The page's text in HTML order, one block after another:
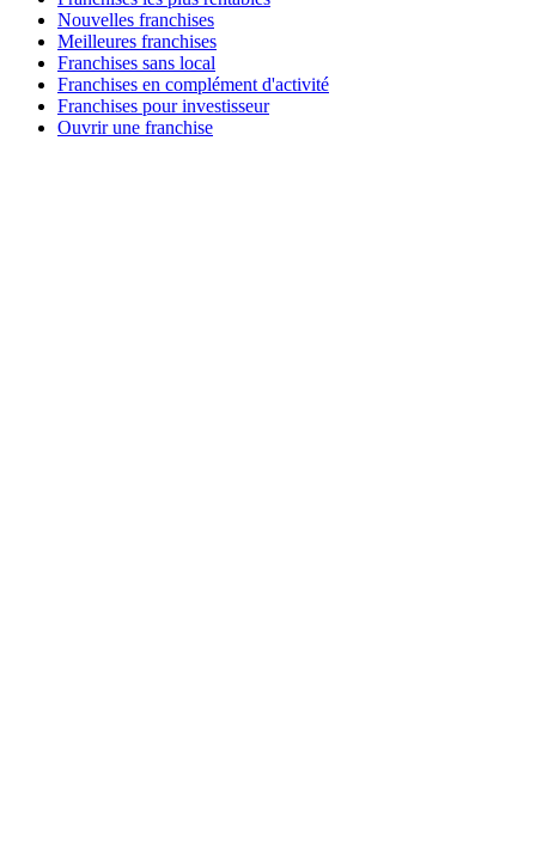
Nouvelles franchises
Meilleures franchises
Franchises sans local
Franchises en complément d'activité
Franchises pour investisseur
Ouvrir une franchise